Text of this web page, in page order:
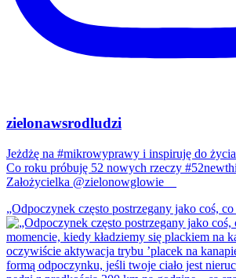
zielonawsrodludzi
Jeżdżę na #mikrowyprawy i inspiruję do
Co roku próbuję 52 nowych rzeczy
Założycielka @zielonowglowie__
„Odpoczynek często postrzegany jako coś,